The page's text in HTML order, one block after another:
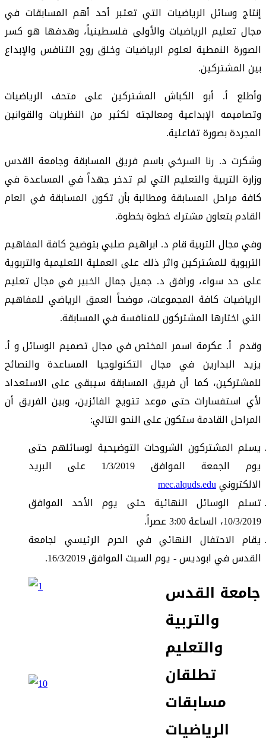
إنتاج وسائل الرياضيات التي تعتبر أحد أهم المسابقات في
مجال تعليم الرياضيات والأولى فلسطينياً، وهدفها هو كسر
الصورة النمطية لعلوم الرياضيات وخلق روح التنافس والإبداع
بين المشتركين.
وأطلع أ. أبو الكباش المشتركين على متحف الرياضيات
وتصاميمه الإبداعية ومعالجته لكثير من النظريات والقوانين
المجردة بصورة تفاعلية.
وشكرت د. رنا السرخي باسم فريق المسابقة وجامعة القدس
وزارة التربية والتعليم التي لم تدخر جهداً في المساعدة في
كافة مراحل المسابقة ومطالبة بأن تكون المسابقة في العام
القادم بتعاون مشترك خطوة بخطوة.
وفي مجال التربية قام د. ابراهيم صلبي بتوضيح كافة المفاهيم
التربوية للمشتركين واثر ذلك على العملية التعليمية والتربوية
على حد سواء، ورافق د. جميل جمال الخبير في مجال تعليم
الرياضيات كافة المجموعات، موضحاً العمق الرياضي للمفاهيم
التي اختارها المشتركون للمنافسة في المسابقة.
وقدم أ. عكرمة اسمر المختص في مجال تصميم الوسائل و أ.
يزيد البدارين في مجال التكنولوجيا المساعدة والنصائح
للمشتركين، كما أن فريق المسابقة سيبقى على الاستعداد
لأي استفسارات حتى موعد تتويج الفائزين، وبين الفريق أن
المراحل القادمة ستكون على النحو التالي:
يسلم المشتركون الشروحات التوضيحية لوسائلهم حتى
يوم الجمعة الموافق 1/3/2019 على البريد
الالكترونيmec.alquds.edu
تسلم الوسائل النهائية حتى يوم الأحد الموافق
10/3/2019، الساعة 3:00 عصراً.
يقام الاحتفال النهائي في الحرم الرئيسي لجامعة
القدس في ابوديس - يوم السبت الموافق 16/3/2019.
جامعة القدس
والتربية
والتعليم
تطلقان
مسابقات
الرياضيات